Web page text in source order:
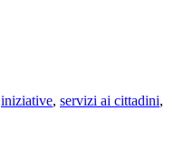
iniziative, servizi ai cittadini,